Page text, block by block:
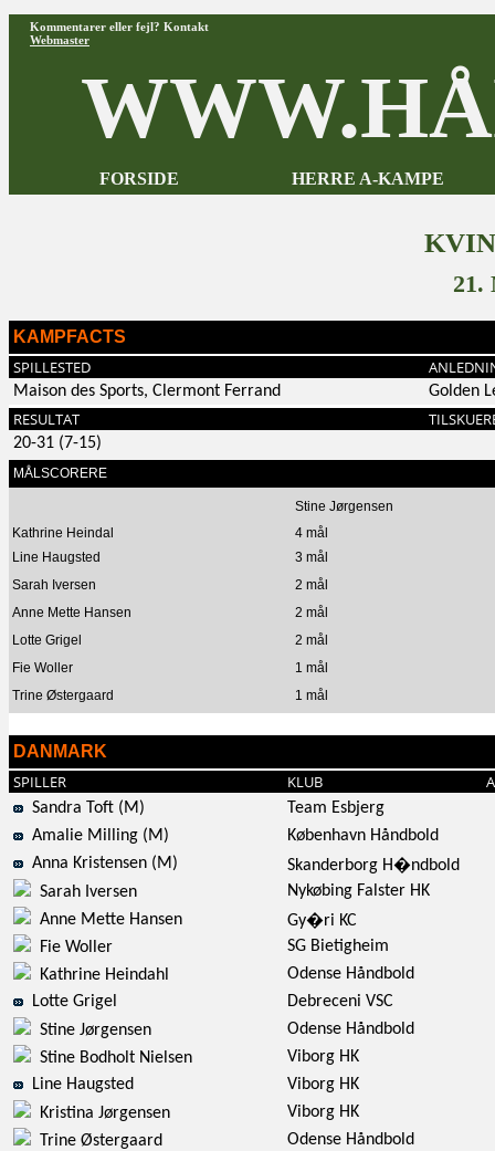
Kommentarer eller fejl? Kontakt
Webmaster
FORSIDE HERRE A-KAMPE
21.
KAMPFACTS
SPILLESTED
Maison des Sports, Clermont Ferrand Golden
RESULTAT
20-31 (7-15)
MÅLSCORERE
Stine Jørgensen
Kathrine Heindal
4 mål
Line Haugsted
3 mål
Sarah Iversen
2 mål
Anne Mette Hansen
2 mål
Lotte Grigel
2 mål
Fie Woller
1 mål
Trine Østergaard
1 mål
DANMARK
SPILLER KLUB
Sandra Toft (M)
Team Esbjerg
Amalie Milling (M)
København Håndbold
Anna Kristensen (M)
Skanderborg H�ndbold
Sarah Iversen
Nykøbing Falster HK
Anne Mette Hansen
Gy�ri KC
Fie Woller
SG Bietigheim
Kathrine Heindahl
Odense Håndbold
Lotte Grigel
Debreceni VSC
Stine Jørgensen
Odense Håndbold
Stine Bodholt Nielsen
Viborg HK
Line Haugsted
Viborg HK
Kristina Jørgensen
Viborg HK
Trine Østergaard
Odense Håndbold